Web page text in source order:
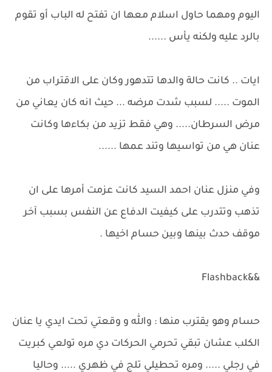
اليوم ومهما حاول اسلام معها ان تفتح له الباب أو تقوم
بالرد عليه ولكنه يأس ......
ايات .. كانت حالة والدها تتدهور وكان على الاقتراب من
الموت ..... لسبب شدت مرضه ... حيث انه كان يعاني من
مرض السرطان..... وهي فقط تزيد من بكاءها وكانت
عنان هي من تواسيها وتند عمها ......
وفي منزل عنان احمد السيد كانت عزمت أمرها على ان
تذهب وتتدرب على كيفيت الدفاع عن النفس بسبب آخر
موقف حدث بينها وبين حسام اخيها .
&&Flashback
حسام وهو يقترب منها : والله و وقعتي تحت ايدي يا عنان
الكلب عشان تبقي تحرمي الحركات دي مره تولعي كبريت
في رجلي ..... ومره تحطيلي تلج في ظهري ..... وحاليا